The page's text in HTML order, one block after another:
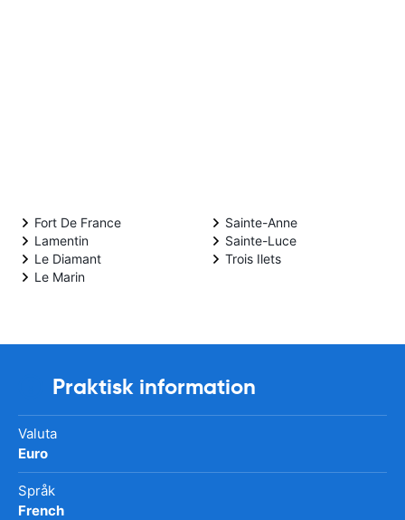
Fort De France
Lamentin
Le Diamant
Le Marin
Sainte-Anne
Sainte-Luce
Trois Ilets
Praktisk information
Valuta
Euro
Språk
French